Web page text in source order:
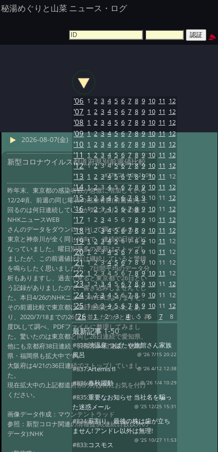
秘湯めぐりと山菜 ニュース・ログ
2026-08-07(金)
新型コロナウイルス都道府県別前週値比較
#778 '21 4/26 21:09
昨年末、東京都の感染者数が急激に増加している
12/24頃、前週の同じ曜日の感染者数(前週値)を上
回るのは何日連続しているか気になり、その後
NHKニュースWEB
さんのデータをダウンロードして調べてみると、
東京と神奈川が全く同じ傾向で、連続20日ほどに
なっていました。曜日別最多の更新はストップし
ましたが、この前週値比較は継続していると警鐘
を鳴らしたく思いましたが、7日間平均のデータ分
析もありますし、過去で見ると東京都で26日とい
う記録がありましたので、書き込みしませんでし
た。本日4/26のNHKニュースWEBによりますと、
その前週比較で東京都は26日連続となったとあ
り、2020/7/18までの26日と並んだのかと思い、再
度DLして調べ、PDFファイルに整理してみまし
た。驚いたのは東京都と同じ26日連続で愛知県、
他にも京都府38日連続、兵庫県34日連続、徳島
県・福岡県も拡大中です。
大阪府は4/21の36日連続でストップしていまし
た。
現在拡大中の上記都道府県の方は特にお気を付け
ください。
画像データ作成：マウンテントラッド
参照：新型コロナ関連の情報提供(連続日数以外の
データ):NHK
'06 1 2 3 4 5 6 7 8 9 10 11 12
'07 1 2 3 4 5 6 7 8 9 10 11 12
'08 1 2 3 4 5 6 7 8 9 10 11 12
'09 1 2 3 4 5 6 7 8 9 10 11 12
'10 1 2 3 4 5 6 7 8 9 10 11 12
'11 1 2 3 4 5 6 7 8 9 10 11 12
'12 1 2 3 4 5 6 7 8 9 10 11 12
'13 1 2 3 4 5 6 7 8 9 10 11 12
'14 1 2 3 4 5 6 7 8 9 10 11 12
'15 1 2 3 4 5 6 7 8 9 10 11 12
'16 1 2 3 4 5 6 7 8 9 10 11 12
'17 1 2 3 4 5 6 7 8 9 10 11 12
'18 1 2 3 4 5 6 7 8 9 10 11 12
'19 1 2 3 4 5 6 7 8 9 10 11 12
'20 1 2 3 4 5 6 7 8 9 10 11 12
'21 1 2 3 4 5 6 7 8 9 10 11 12
'22 1 2 3 4 5 6 7 8 9 10 11 12
'23 1 2 3 4 5 6 7 8 9 10 11 12
'24 1 2 3 4 5 6 7 8 9 10 11 12
'25 1 2 3 4 5 6 7 8 9 10 11 12
'26 1 2 3 4 5 6 7 8
最新記事1-50
#838:渋温泉 つばたや旅館さん家族
風呂
@ '26 7/15 20:22
#837:Artemis II @ '26 4/12 12:38
#836:春秋躍動 @ '26 1/4 10:29
#835:重要なお知らせ 当社名を騙っ
た迷惑メール
@ '25 12/25 15:31
#834:薪割り、最後の株は歯が立ち
ません! アンドレ以外は無理!
@ '25 10/27 11:53
#833:コスモス